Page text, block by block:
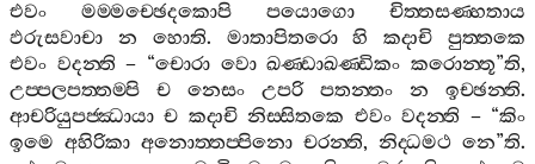
එවං
මම‍්මච‍්ඡෙදකොපි පයොගො
චිත‍්තසණ‍්හතාය
ඵරුසවාචා
න හොති. මාතාපිතරො හි කදාචි
පුත‍්තකෙ
එවං වදන‍්ති – “චොරා වො ඛණ‍්ඩාඛණ‍්ඩිකං කරොන‍්තූ”ති,
උප‍්පලපත‍්තම‍්පි
ච නෙසං උපරි පතන‍්තං න ඉච‍්ඡන‍්ති.
ආචරියුපජ‍්ඣායා ච කදාචි නිස‍්සිතකෙ එවං වදන‍්ති – “කිං
ඉමෙ අහිරිකා අනොත‍්තප‍්පිනො චරන‍්ති, නිද‍්ධමථ නෙ”ති.